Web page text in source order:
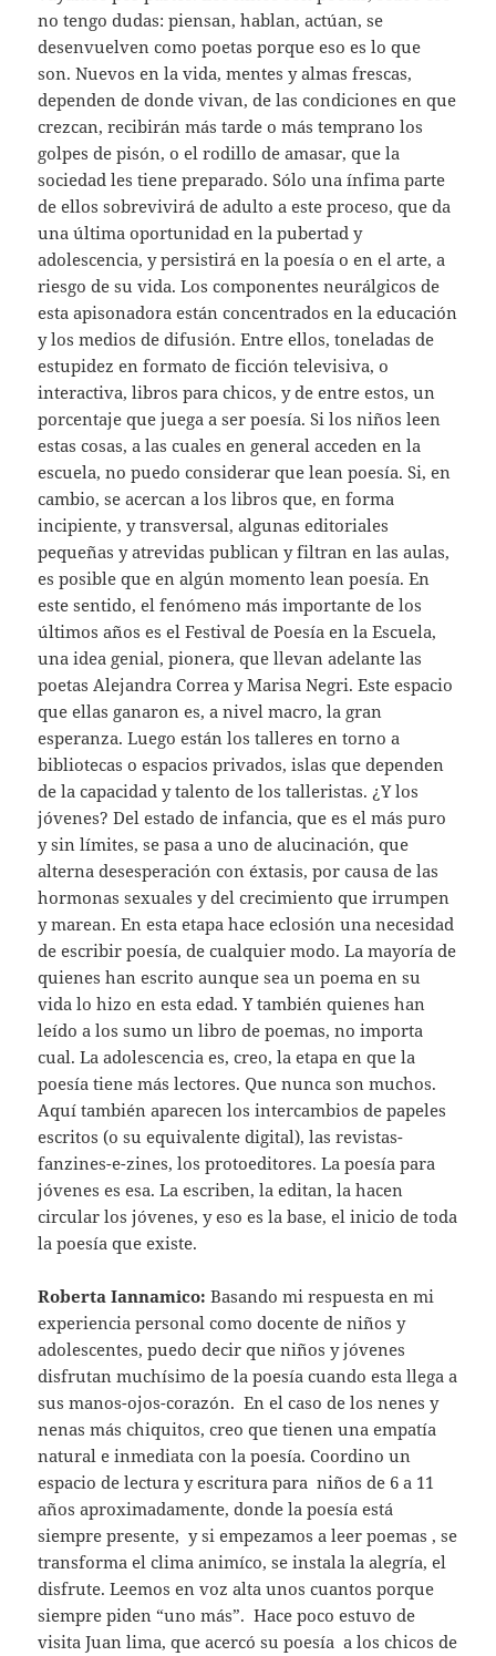
no tengo dudas: piensan, hablan, actúan, se
desenvuelven como poetas porque eso es lo que
son. Nuevos en la vida, mentes y almas frescas,
dependen de donde vivan, de las condiciones en que
crezcan, recibirán más tarde o más temprano los
golpes de pisón, o el rodillo de amasar, que la
sociedad les tiene preparado. Sólo una ínfima parte
de ellos sobrevivirá de adulto a este proceso, que da
una última oportunidad en la pubertad y
adolescencia, y persistirá en la poesía o en el arte, a
riesgo de su vida. Los componentes neurálgicos de
esta apisonadora están concentrados en la educación
y los medios de difusión. Entre ellos, toneladas de
estupidez en formato de ficción televisiva, o
interactiva, libros para chicos, y de entre estos, un
porcentaje que juega a ser poesía. Si los niños leen
estas cosas, a las cuales en general acceden en la
escuela, no puedo considerar que lean poesía. Si, en
cambio, se acercan a los libros que, en forma
incipiente, y transversal, algunas editoriales
pequeñas y atrevidas publican y filtran en las aulas,
es posible que en algún momento lean poesía. En
este sentido, el fenómeno más importante de los
últimos años es el Festival de Poesía en la Escuela,
una idea genial, pionera, que llevan adelante las
poetas Alejandra Correa y Marisa Negri. Este espacio
que ellas ganaron es, a nivel macro, la gran
esperanza. Luego están los talleres en torno a
bibliotecas o espacios privados, islas que dependen
de la capacidad y talento de los talleristas. ¿Y los
jóvenes? Del estado de infancia, que es el más puro
y sin límites, se pasa a uno de alucinación, que
alterna desesperación con éxtasis, por causa de las
hormonas sexuales y del crecimiento que irrumpen
y marean. En esta etapa hace eclosión una necesidad
de escribir poesía, de cualquier modo. La mayoría de
quienes han escrito aunque sea un poema en su
vida lo hizo en esta edad. Y también quienes han
leído a los sumo un libro de poemas, no importa
cual. La adolescencia es, creo, la etapa en que la
poesía tiene más lectores. Que nunca son muchos.
Aquí también aparecen los intercambios de papeles
escritos (o su equivalente digital), las revistas-
fanzines-e-zines, los protoeditores. La poesía para
jóvenes es esa. La escriben, la editan, la hacen
circular los jóvenes, y eso es la base, el inicio de toda
la poesía que existe.
Roberta Iannamico:Basando mi respuesta en mi
experiencia personal como docente de niños y
adolescentes, puedo decir que niños y jóvenes
disfrutan muchísimo de la poesía cuando esta llega a
sus manos-ojos-corazón. En el caso de los nenes y
nenas más chiquitos, creo que tienen una empatía
natural e inmediata con la poesía. Coordino un
espacio de lectura y escritura para niños de 6 a 11
años aproximadamente, donde la poesía está
siempre presente, y si empezamos a leer poemas , se
transforma el clima animíco, se instala la alegría, el
disfrute. Leemos en voz alta unos cuantos porque
siempre piden “uno más”. Hace poco estuvo de
visita Juan lima, que acercó su poesía a los chicos de